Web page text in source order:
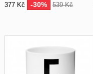
377 Kč -30% 539 Kč